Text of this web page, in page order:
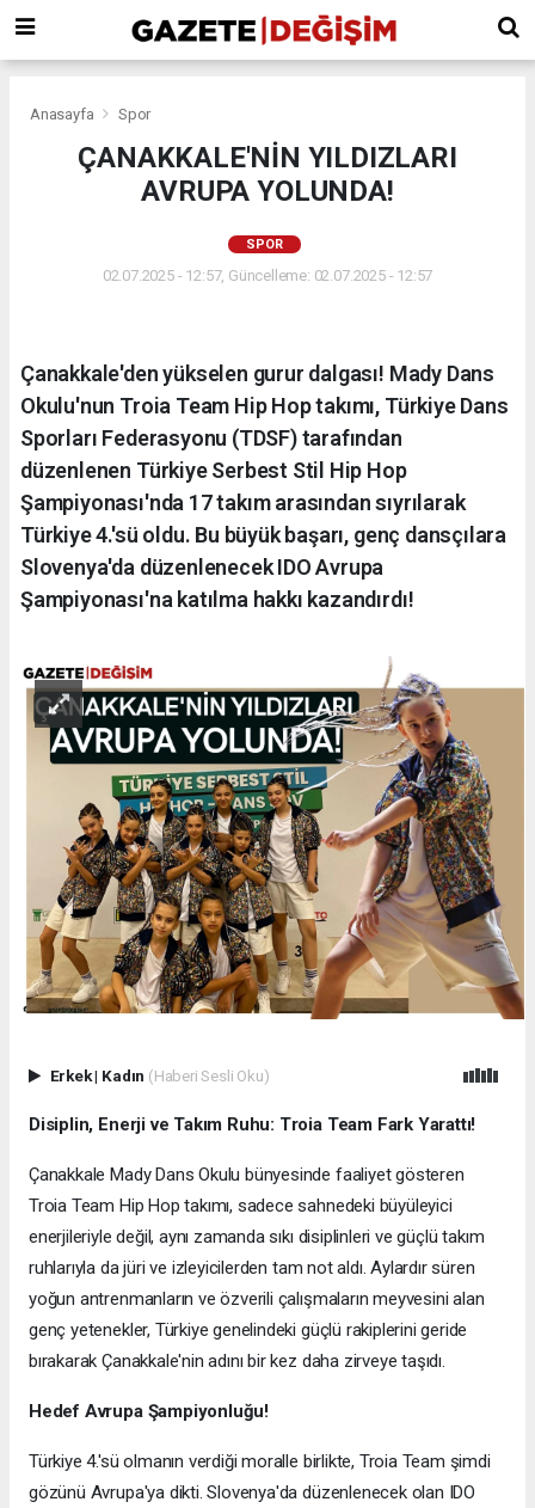
Anasayfa Spor
ÇANAKKALE'NİN YILDIZLARI
AVRUPA YOLUNDA!
SPOR
02.07.2025 - 12:57, Güncelleme: 02.07.2025 - 12:57
Çanakkale'den yükselen gurur dalgası! Mady Dans
Okulu'nun Troia Team Hip Hop takımı, Türkiye Dans
Sporları Federasyonu (TDSF) tarafından
düzenlenen Türkiye Serbest Stil Hip Hop
Şampiyonası'nda 17 takım arasından sıyrılarak
Türkiye 4.'sü oldu. Bu büyük başarı, genç dansçılara
Slovenya'da düzenlenecek IDO Avrupa
Şampiyonası'na katılma hakkı kazandırdı!
Erkek| Kadın (Haberi Sesli Oku)
Disiplin, Enerji ve Takım Ruhu: Troia Team Fark Yarattı!
Çanakkale Mady Dans Okulu bünyesinde faaliyet gösteren
Troia Team Hip Hop takımı, sadece sahnedeki büyüleyici
enerjileriyle değil, aynı zamanda sıkı disiplinleri ve güçlü takım
ruhlarıyla da jüri ve izleyicilerden tam not aldı. Aylardır süren
yoğun antrenmanların ve özverili çalışmaların meyvesini alan
genç yetenekler, Türkiye genelindeki güçlü rakiplerini geride
bırakarak Çanakkale'nin adını bir kez daha zirveye taşıdı.
Hedef Avrupa Şampiyonluğu!
Türkiye 4.'sü olmanın verdiği moralle birlikte, Troia Team şimdi
gözünü Avrupa'ya dikti. Slovenya'da düzenlenecek olan IDO